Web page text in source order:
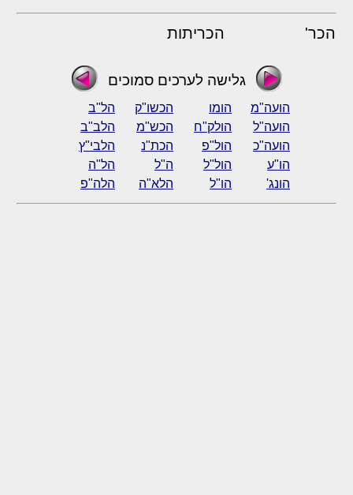
הכר' הכריתות
גלישה לערכים סמוכים
הועה"מ הומו הכשו"ק
הל"ב
הועה"ל
הולק"ח הכש"מ
הלב"ב
הועה"כ
הול"פ הכת"נ
הלבי"ץ
הו"ע
הול"ל ה"ל
הל"ה
הונג'
הו"ל הלא"ה הלה"פ